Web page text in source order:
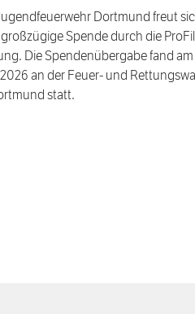
Dortmund freut
Spende durch die
Die Spendenübergabe fand am
an der Feuer- und
statt.